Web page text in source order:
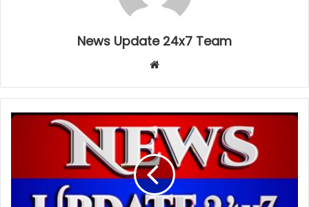
News Update 24x7 Team
Website